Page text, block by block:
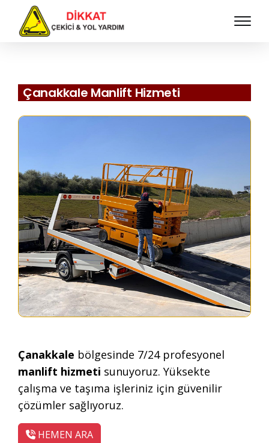
Çanakkale Manlift Hizmeti
Çanakkale bölgesinde 7/24 profesyonel
manlift hizmeti sunuyoruz. Yüksekte
çalışma ve taşıma işleriniz için güvenilir
çözümler sağlıyoruz.
HEMEN ARA